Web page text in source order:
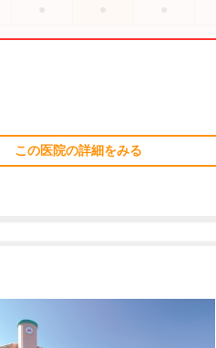
この医院の詳細をみる